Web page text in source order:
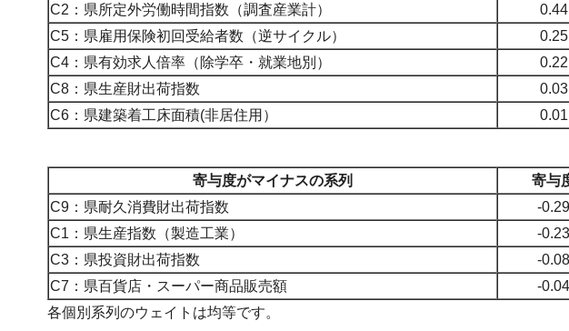
C2：県所定外労働時間指数（調査産業計）
0.44
C5：県雇用保険初回受給者数（逆サイクル）
0.25
C4：県有効求人倍率（除学卒・就業地別）
0.22
C8：県生産財出荷指数
0.03
C6：県建築着工床面積(非居住用）
0.01
寄与度がマイナスの系列
寄与
C9：県耐久消費財出荷指数
-0.29
C1：県生産指数（製造工業）
-0.23
C3：県投資財出荷指数
-0.08
C7：県百貨店・スーパー商品販売額
-0.04
各個別系列のウェイトは均等です。